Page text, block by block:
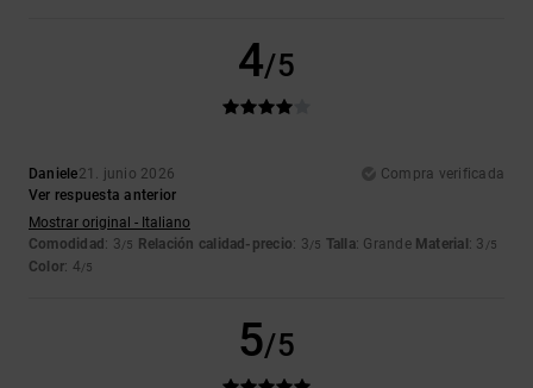
4/5
Daniele21. junio 2026
Compra verificada
Ver respuesta anterior
Mostrar original - Italiano
Comodidad : 3/5 Relación calidad-precio: 3/5 Talla: Grande Material : 3 /5
Color: 4/5
5/5